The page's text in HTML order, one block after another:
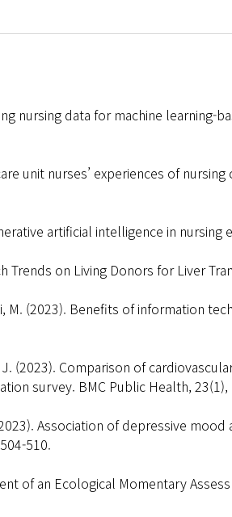
nursing data for machine
unit nurses’ experiences of
artificial intelligence in
Trends on Living Donors for Liver
M. (2023). Benefits of
J. (2023). Comparison of
survey. BMC Public Health, 23(1),
(2023). Association of depressive
510.
of an Ecological Momentary